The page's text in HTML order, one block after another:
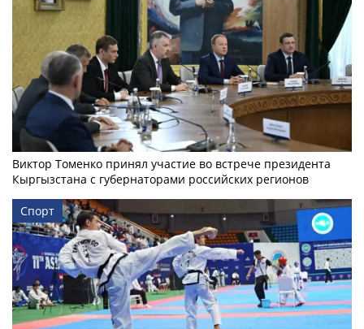
Виктор Томенко принял участие во встрече президента
Кыргызстана с губернаторами российских регионов
Спорт